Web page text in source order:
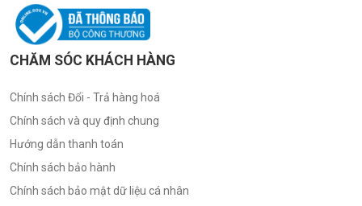
CHĂM SÓC KHÁCH HÀNG
Chính sách Đổi - Trả hàng hoá
Chính sách và quy định chung
Hướng dẫn thanh toán
Chính sách bảo hành
Chính sách bảo mật dữ liệu cá nhân